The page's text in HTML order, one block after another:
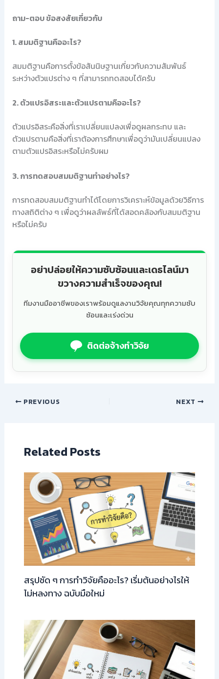
ถาม-ตอบ ข้อสงสัยเกี่ยวกับ
1. สมมติฐานคืออะไร?
สมมติฐานคือการตั้งข้อสันนิษฐานเกี่ยวกับความสัมพันธ์
ระหว่างตัวแปรต่าง ๆ ที่สามารถทดสอบได้ครับ
2. ตัวแปรอิสระและตัวแปรตามคืออะไร?
ตัวแปรอิสระคือสิ่งที่เราเปลี่ยนแปลงเพื่อดูผลกระทบ และ
ตัวแปรตามคือสิ่งที่เราต้องการศึกษาเพื่อดูว่ามันเปลี่ยนแปลง
ตามตัวแปรอิสระหรือไม่ครับผม
3. การทดสอบสมมติฐานทำอย่างไร?
การทดสอบสมมติฐานทำได้โดยการวิเคราะห์ข้อมูลด้วยวิธีการ
ทางสถิติต่าง ๆ เพื่อดูว่าผลลัพธ์ที่ได้สอดคล้องกับสมมติฐาน
หรือไม่ครับ
อย่าปล่อยให้ความซับซ้อนและเดธไลน์มา
ขวางความสำเร็จของคุณ!
ทีมงานมืออาชีพของเราพร้อมดูแลงานวิจัยคุณทุกความซับ
ซ้อนและเร่งด่วน
ติดต่อจ้างทำวิจัย
PREVIOUS NEXT
Related Posts
สรุปชัด ๆ การทำวิจัยคืออะไร? เริ่มต้นอย่างไรให้
ไม่หลงทาง ฉบับมือใหม่